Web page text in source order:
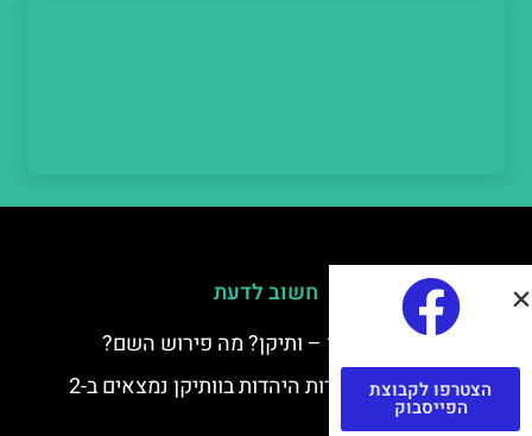
חשוב לדעת
למה קוראים לוותיקן – ותיקן? מה פירוש השם?
כתב יד ותיקן – אוצרות היהדות בוותיקן נמצאים ב-2
כתבי יד עתיקים
הצטרפו לקבוצת
הפייסבוק